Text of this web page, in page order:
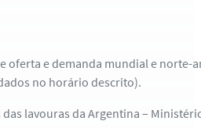
oferta e demanda mundial e norte-
no horário descrito).
lavouras da Argentina –